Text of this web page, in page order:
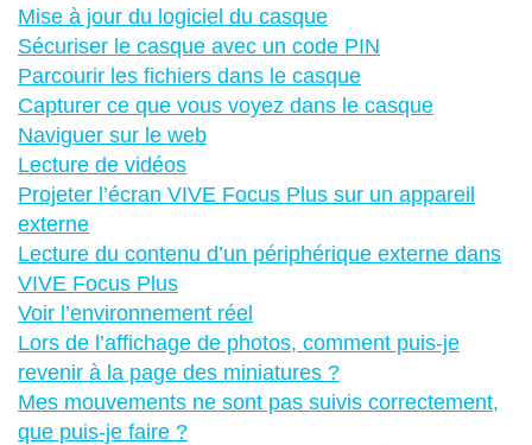
Mise à jour du logiciel du casque
Sécuriser le casque avec un code PIN
Parcourir les fichiers dans le casque
Capturer ce que vous voyez dans le casque
Naviguer sur le web
Lecture de vidéos
Projeter l’écran VIVE Focus Plus sur un appareil
externe
Lecture du contenu d’un périphérique externe dans
VIVE Focus Plus
Voir l’environnement réel
Lors de l’affichage de photos, comment puis-je
revenir à la page des miniatures ?
Mes mouvements ne sont pas suivis correctement,
que puis-je faire ?